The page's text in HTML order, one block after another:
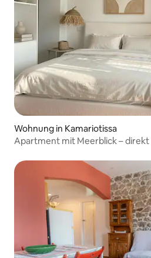
Wohnung in Kamariotissa
Apartment mit Meerblick – direkt